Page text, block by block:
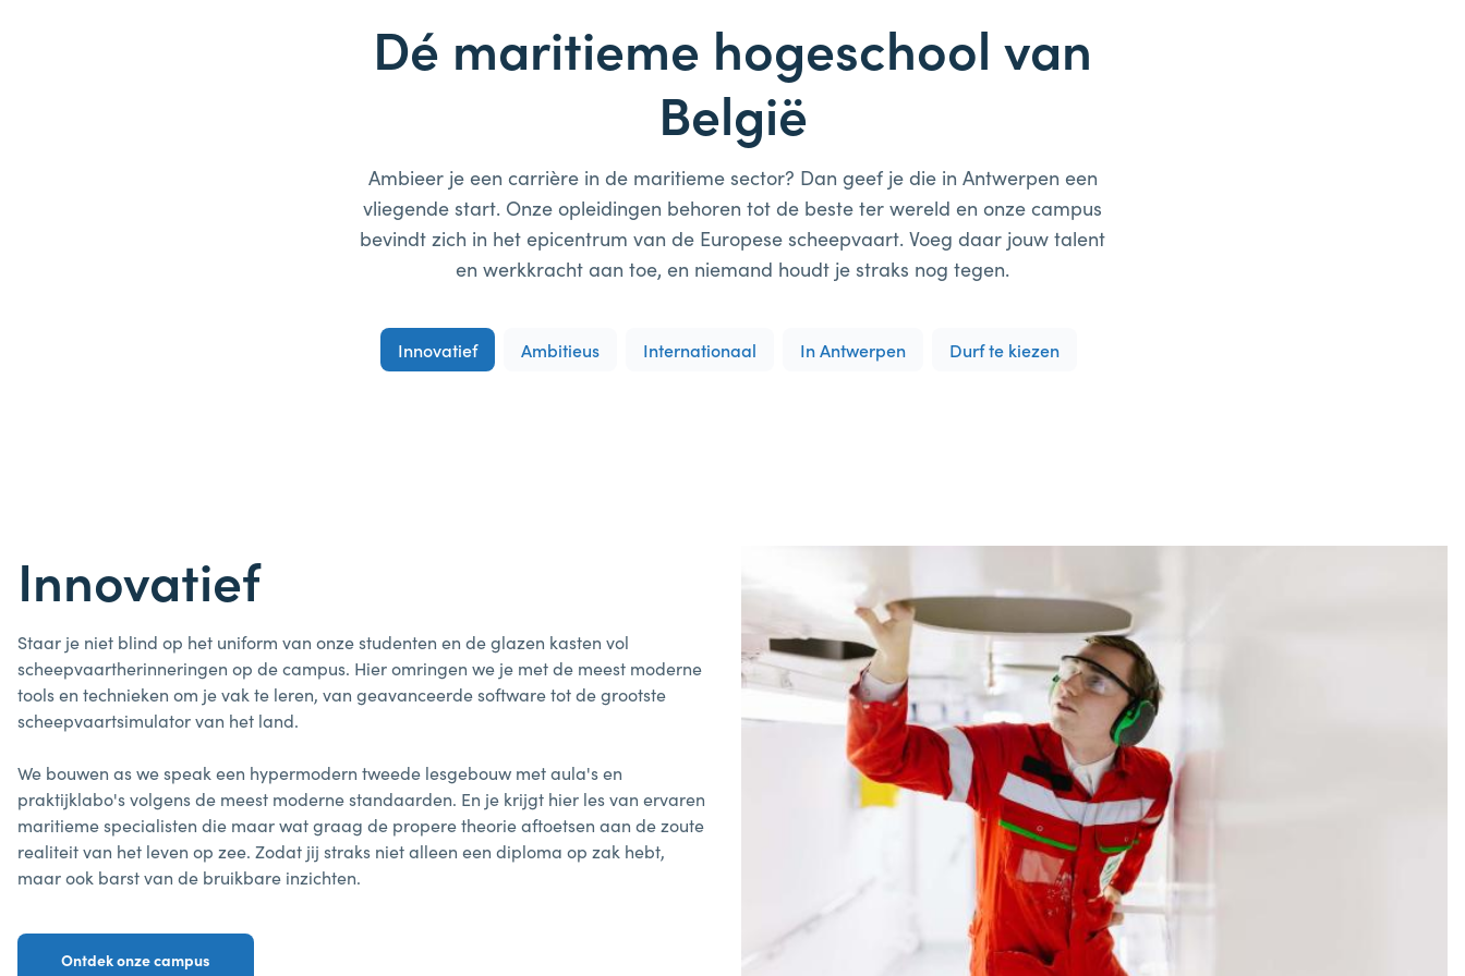
Dé maritieme hogeschool van
België
Ambieer je een carrière in de maritieme sector? Dan geef je die in Antwerpen een
vliegende start. Onze opleidingen behoren tot de beste ter wereld en onze campus
bevindt zich in het epicentrum van de Europese scheepvaart. Voeg daar jouw talent
en werkkracht aan toe, en niemand houdt je straks nog tegen.
Innovatief Ambitieus Internationaal In Antwerpen Durf te kiezen
Innovatief
Staar je niet blind op het uniform van onze studenten en de glazen kasten vol
scheepvaartherinneringen op de campus. Hier omringen we je met de meest moderne
tools en technieken om je vak te leren, van geavanceerde software tot de grootste
scheepvaartsimulator van het land.
We bouwen as we speak een hypermodern tweede lesgebouw met aula's en
praktijklabo's volgens de meest moderne standaarden. En je krijgt hier les van ervaren
maritieme specialisten die maar wat graag de propere theorie aftoetsen aan de zoute
realiteit van het leven op zee. Zodat jij straks niet alleen een diploma op zak hebt,
maar ook barst van de bruikbare inzichten.
Ontdek onze campus